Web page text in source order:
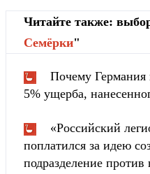
Читайте также:
Cемёрки"
Почему Германия
5% ущерба,
«Российский
поплатился за идею
подразделение против